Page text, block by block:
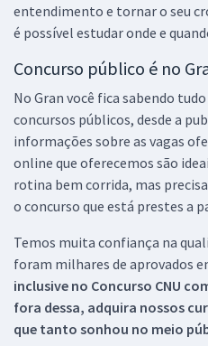
entendimento e tornar o seu
é possível estudar onde e
Concurso público é no
No Gran você fica sabendo
concursos públicos, desde a
informações sobre as vagas
online que oferecemos são
rotina bem corrida, mas
o concurso que está prestes a
Temos muita confiança na
foram milhares de aprovados
inclusive no Concurso CNU
fora dessa, adquira nossos
que tanto sonhou no meio